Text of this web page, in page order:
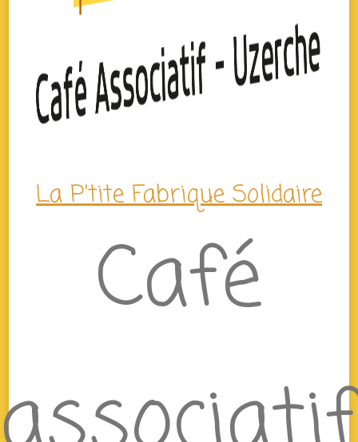
La P'tite Fabrique Solidaire
Café